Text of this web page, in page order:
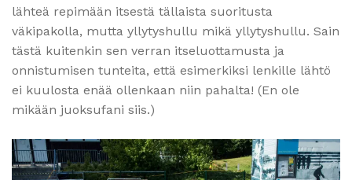
lähteä repimään itsestä tällaista suoritusta
väkipakolla, mutta yllytyshullu mikä yllytyshullu. Sain
tästä kuitenkin sen verran itseluottamusta ja
onnistumisen tunteita, että esimerkiksi lenkille lähtö
ei kuulosta enää ollenkaan niin pahalta! (En ole
mikään juoksufani siis.)